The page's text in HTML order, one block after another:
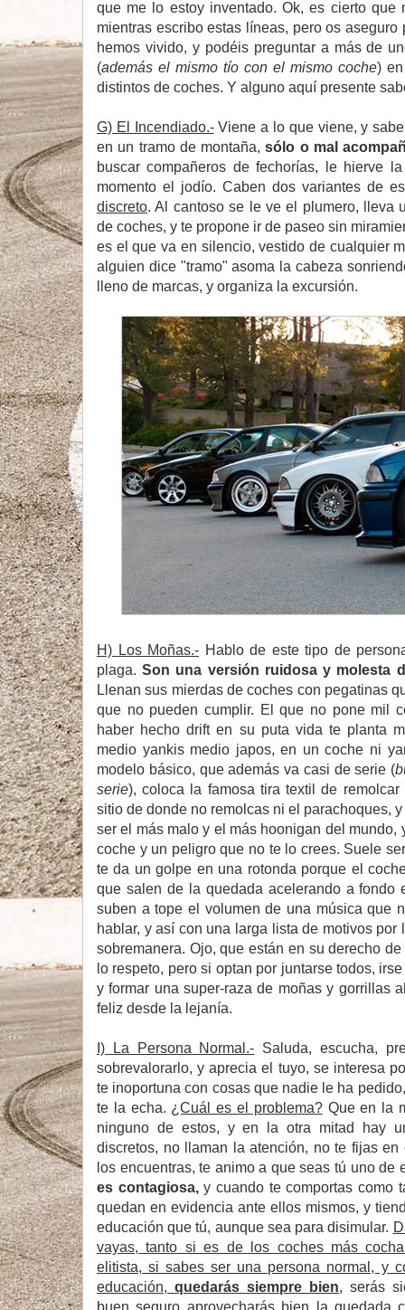
que me lo estoy inventado. Ok, es cierto que
mientras escribo estas líneas, pero os
hemos vivido, y podéis preguntar a más de
(además el mismo tío con el mismo coche)
distintos de coches. Y alguno aquí presente
G) El Incendiado.-Viene a lo que viene, y
en un tramo de montaña,sólo o mal
buscar compañeros de fechorías, le hierve
momento el jodío. Caben dos variantes de
discreto. Al cantoso se le ve el plumero, lleva
de coches, y te propone ir de paseo sin
es el que va en silencio, vestido de cualquier
alguien dice "tramo" asoma la cabeza
lleno de marcas, y organiza la excursión.
H) Los Moñas.- Hablo de este tipo de
plaga.Son una versión ruidosa y molesta
Llenan sus mierdas de coches con pegatinas
que no pueden cumplir. El que no pone mil
haber hecho drift en su puta vida te planta
medio yankis medio japos, en un coche ni
modelo básico, que además va casi de serie (
serie), coloca la famosa tira textil de
sitio de donde no remolcas ni el parachoques,
ser el más malo y el más hoonigan del mundo,
coche y un peligro que no te lo crees. Suele
te da un golpe en una rotonda porque el
que salen de la quedada acelerando a fondo
suben a tope el volumen de una música que
hablar, y así con una larga lista de motivos por
sobremanera. Ojo, que están en su derecho
lo respeto, pero si optan por juntarse todos,
y formar una super-raza de moñas y gorrillas
feliz desde la lejanía.
I) La Persona Normal.- Saluda, escucha,
sobrevalorarlo, y aprecia el tuyo, se interesa
te inoportuna con cosas que nadie le ha
te la echa. ¿Cuál es el problema?Que en la
ninguno de estos, y en la otra mitad hay
discretos, no llaman la atención, no te fijas
los encuentras, te animo a que seas tú uno de
es contagiosa,y cuando te comportas como
quedan en evidencia ante ellos mismos, y
educación que tú, aunque sea para disimular.
vayas, tanto si es de los coches más
elitista, si sabes ser una persona normal, y
educación, quedarás siempre bien, serás
buen seguro aprovecharás bien la quedada